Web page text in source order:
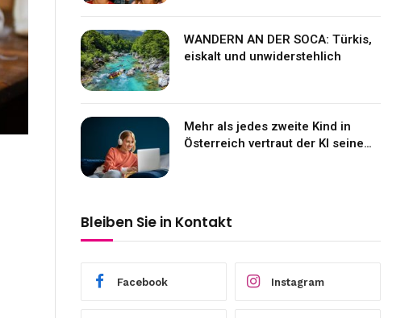
WANDERN AN DER SOCA: Türkis,
eiskalt und unwiderstehlich
Mehr als jedes zweite Kind in
Österreich vertraut der KI seine
Bleiben Sie in Kontakt
Facebook Instagram